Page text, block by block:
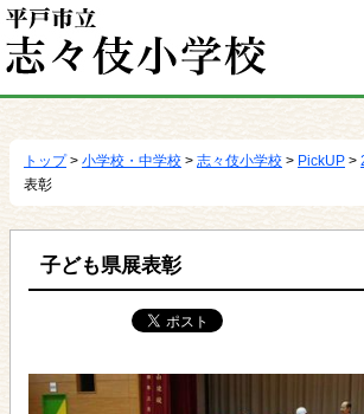
動
トップ> 小学校・中学校 > 志々伎小学校 > PickUP >
表彰
子ども県展表彰